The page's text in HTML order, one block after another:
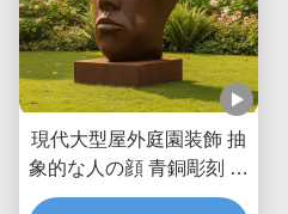
現代大型屋外庭園装飾 抽
象的な人の顔 青銅彫刻 古
代金属美術像 景観公園の